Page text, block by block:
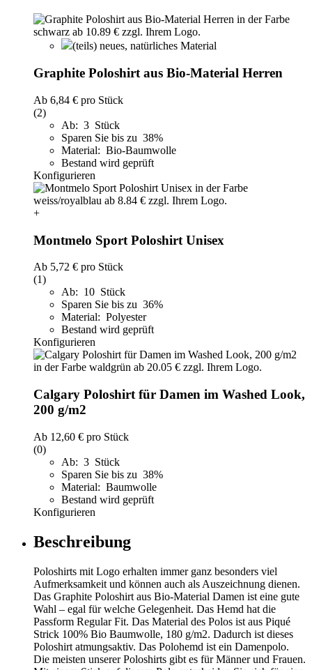
(teils) neues, natürliches Material
Graphite Poloshirt aus Bio-Material Herren
Ab 6,84 € pro Stück
(2)
Ab: 3 Stück
Sparen Sie bis zu 38%
Material: Bio-Baumwolle
Bestand wird geprüft
Konfigurieren
+
Montmelo Sport Poloshirt Unisex
Ab 5,72 € pro Stück
(1)
Ab: 10 Stück
Sparen Sie bis zu 36%
Material: Polyester
Bestand wird geprüft
Konfigurieren
Calgary Poloshirt für Damen im Washed Look,
200 g/m2
Ab 12,60 € pro Stück
(0)
Ab: 3 Stück
Sparen Sie bis zu 38%
Material: Baumwolle
Bestand wird geprüft
Konfigurieren
Beschreibung
Poloshirts mit Logo erhalten immer ganz besonders viel
Aufmerksamkeit und können auch als Auszeichnung dienen.
Das Graphite Poloshirt aus Bio-Material Damen ist eine gute
Wahl – egal für welche Gelegenheit. Das Hemd hat die
Passform Regular Fit. Das Material des Polos ist aus Piqué
Strick 100% Bio Baumwolle, 180 g/m2. Dadurch ist dieses
Poloshirt atmungsaktiv. Das Polohemd ist ein Damenpolo.
Die meisten unserer Poloshirts gibt es für Männer und Frauen.